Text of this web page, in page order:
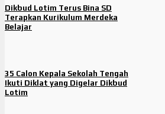
Dikbud Lotim Terus Bina SD
Terapkan Kurikulum Merdeka
Belajar
35 Calon Kepala Sekolah Tengah
Ikuti Diklat yang Digelar Dikbud
Lotim